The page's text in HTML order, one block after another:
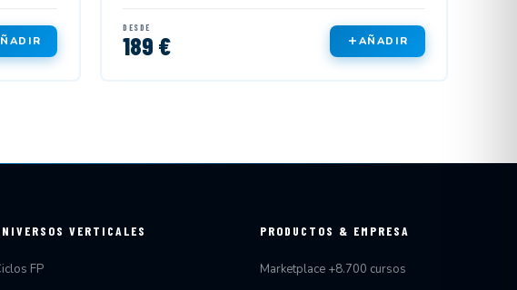
DESDE
189 € AÑADIR
VERTICALES
FP
PRODUCTOS & EMPRESA
Marketplace +8.700 cursos